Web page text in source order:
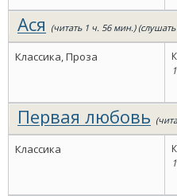
Ася (читать 1 ч. 56 мин.)
Классика, Проза
Первая любовь
Классика